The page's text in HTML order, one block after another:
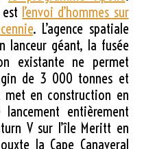
l’envoi d’hommes sur
. L’agence spatiale
lanceur géant, la fusée
existante ne permet
de 3 000 tonnes et
met en construction en
entièrement
V sur l’île Meritt en
la Cape Canaveral